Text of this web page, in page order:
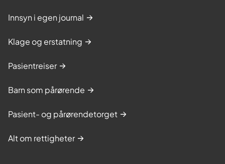
o
s
n
,
o
ø
Innsyn i egen journal
Klage og erstatning
Pasientreiser
Barn som pårørende
Pasient- og pårørendetorget
Alt om rettigheter